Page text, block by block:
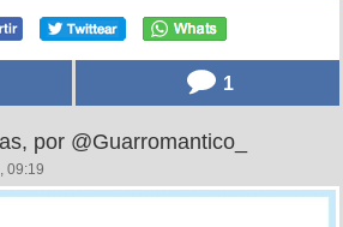
1
por @Guarromantico_
09:19